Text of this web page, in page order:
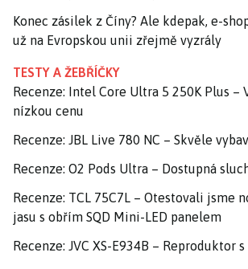
Konec zásilek z Číny? Ale kdepak, e-
už na Evropskou unii zřejmě vyzrály
TESTY A ŽEBŘÍČKY
Recenze: Intel Core Ultra 5 250K Plus –
nízkou cenu
Recenze: JBL Live 780 NC – Skvěle
Recenze: O2 Pods Ultra – Dostupná
Recenze: TCL 75C7L – Otestovali jsme
jasu s obřím SQD Mini-LED panelem
Recenze: JVC XS-E934B – Reproduktor